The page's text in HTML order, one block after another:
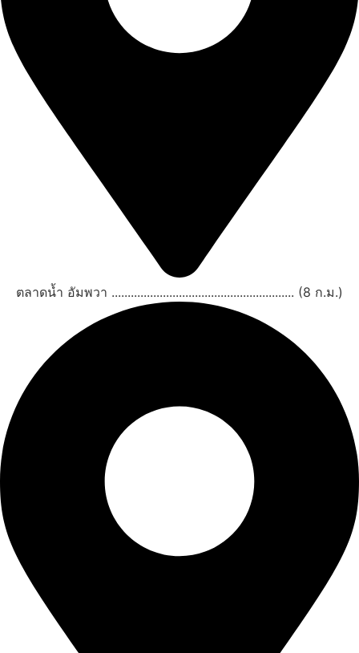
ตลาดน้ำ อัมพวา ......................................................... (8 ก.ม.)